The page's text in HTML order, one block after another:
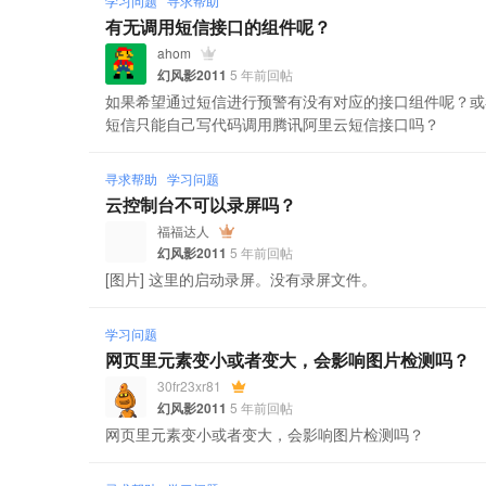
有无调用短信接口的组件呢？
ahom
幻风影2011 5 年前回帖
如果希望通过短信进行预警有没有对应的接口组件呢？
短信只能自己写代码调用腾讯阿里云短信接口吗？
寻求帮助 学习问题
云控制台不可以录屏吗？
福福达人
幻风影2011 5 年前回帖
[图片] 这里的启动录屏。没有录屏文件。
学习问题
网页里元素变小或者变大，会影响图片检测吗？
30fr23xr81
幻风影2011 5 年前回帖
网页里元素变小或者变大，会影响图片检测吗？